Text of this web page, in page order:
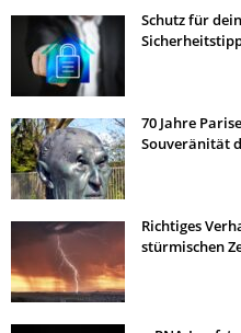
Schutz für
70 Jahre
Souveränität
Richtiges
stürmischen